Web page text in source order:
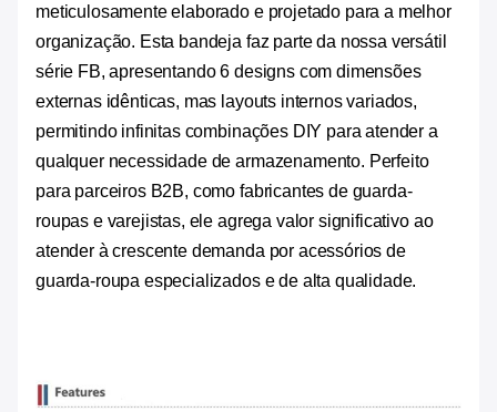
meticulosamente elaborado e projetado para a melhor
organização. Esta bandeja faz parte da nossa versátil
série FB, apresentando 6 designs com dimensões
externas idênticas, mas layouts internos variados,
permitindo infinitas combinações DIY para atender a
qualquer necessidade de armazenamento. Perfeito
para parceiros B2B, como fabricantes de guarda-
roupas e varejistas, ele agrega valor significativo ao
atender à crescente demanda por acessórios de
guarda-roupa especializados e de alta qualidade.